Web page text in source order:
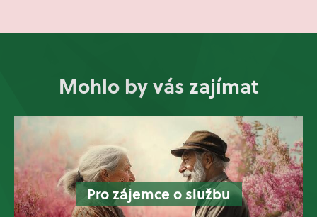
Mohlo by vás zajímat
Pro zájemce o službu